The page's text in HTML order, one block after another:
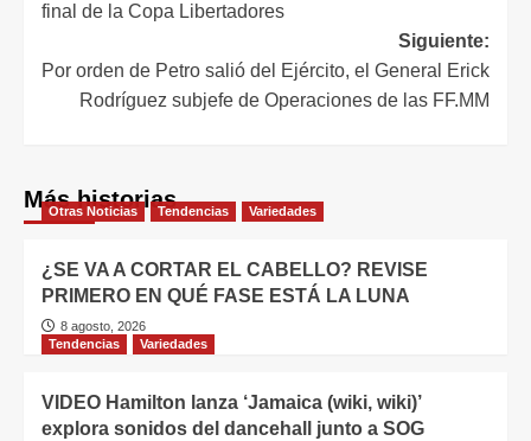
final de la Copa Libertadores
Siguiente:
Por orden de Petro salió del Ejército, el General Erick
Rodríguez subjefe de Operaciones de las FF.MM
Más historias
Otras Noticias Tendencias Variedades
¿SE VA A CORTAR EL CABELLO? REVISE
PRIMERO EN QUÉ FASE ESTÁ LA LUNA
8 agosto, 2026
Tendencias
Variedades
VIDEO Hamilton lanza ‘Jamaica (wiki, wiki)’
explora sonidos del dancehall junto a SOG